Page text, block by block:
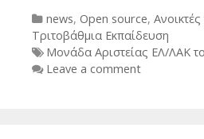
Categories
news, Open source,
Τριτοβάθμια Εκπαίδευση
Tags
Μονάδα Αριστείας ΕΛ/ΛΑΚ
Leave a comment